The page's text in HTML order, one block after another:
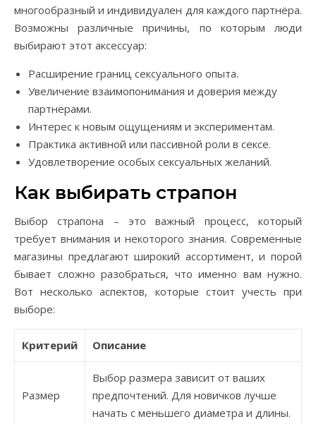
многообразный и индивидуален для каждого партнёра.
Возможны различные причины, по которым люди
выбирают этот аксессуар:
Расширение границ сексуального опыта.
Увеличение взаимопонимания и доверия между
партнёрами.
Интерес к новым ощущениям и экспериментам.
Практика активной или пассивной роли в сексе.
Удовлетворение особых сексуальных желаний.
Как выбирать страпон
Выбор страпона – это важный процесс, который
требует внимания и некоторого знания. Современные
магазины предлагают широкий ассортимент, и порой
бывает сложно разобраться, что именно вам нужно.
Вот несколько аспектов, которые стоит учесть при
выборе:
Критерий Описание
Размер
Выбор размера зависит от ваших
предпочтений. Для новичков лучше
начать с меньшего диаметра и длины.